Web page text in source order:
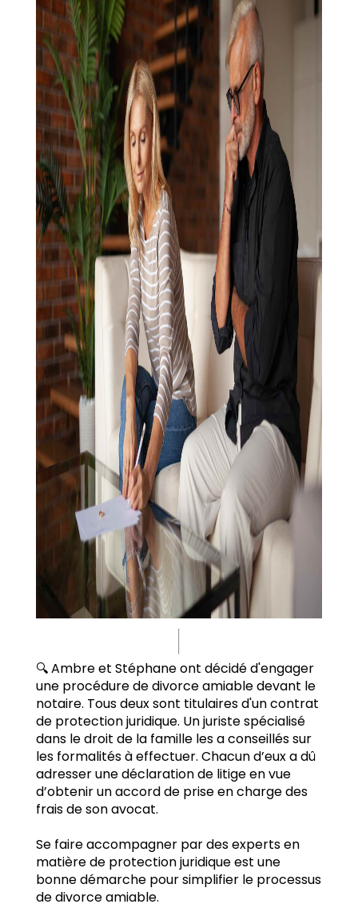
🔍 Ambre et Stéphane ont décidé d'engager
une procédure de divorce amiable devant le
notaire. Tous deux sont titulaires d'un contrat
de protection juridique. Un juriste spécialisé
dans le droit de la famille les a conseillés sur
les formalités à effectuer. Chacun d’eux a dû
adresser une déclaration de litige en vue
d’obtenir un accord de prise en charge des
frais de son avocat.
Se faire accompagner par des experts en
matière de protection juridique est une
bonne démarche pour simplifier le processus
de divorce amiable.